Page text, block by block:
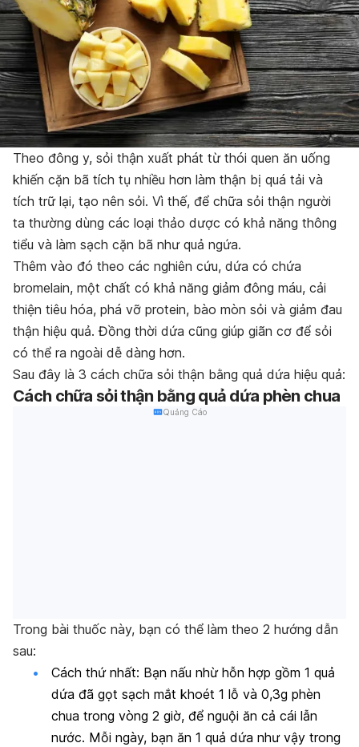
Theo đông y, sỏi thận xuất phát từ thói quen ăn uống
khiến cặn bã tích tụ nhiều hơn làm thận bị quá tải và
tích trữ lại, tạo nên sỏi. Vì thế, để chữa sỏi thận người
ta thường dùng các loại thảo dược có khả năng thông
tiểu và làm sạch cặn bã như quả ngứa.
Thêm vào đó theo các nghiên cứu, dứa có chứa
bromelain, một chất có khả năng giảm đông máu, cải
thiện tiêu hóa, phá vỡ protein, bào mòn sỏi và giảm đau
thận hiệu quả. Đồng thời dứa cũng giúp giãn cơ để sỏi
có thể ra ngoài dễ dàng hơn.
Sau đây là 3 cách chữa sỏi thận bằng quả dứa hiệu quả:
Cách chữa sỏi thận bằng quả dứa phèn chua
Quảng Cáo
Trong bài thuốc này, bạn có thể làm theo 2 hướng dẫn
sau:
Cách thứ nhất: Bạn nấu nhừ hỗn hợp gồm 1 quả
dứa đã gọt sạch mắt khoét 1 lỗ và 0,3g phèn
chua trong vòng 2 giờ, để nguội ăn cả cái lẫn
nước. Mỗi ngày, bạn ăn 1 quả dứa như vậy trong